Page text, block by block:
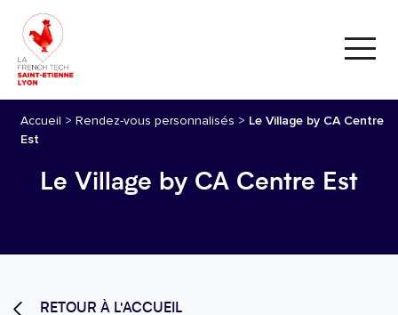
Accueil > Rendez-vous personnalisés > Le Village by CA Centre
Est
Le Village by CA Centre Est
RETOUR À L'ACCUEIL